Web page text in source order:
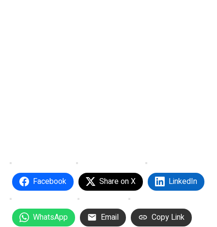
Facebook Share on X LinkedIn
WhatsApp Email Copy Link